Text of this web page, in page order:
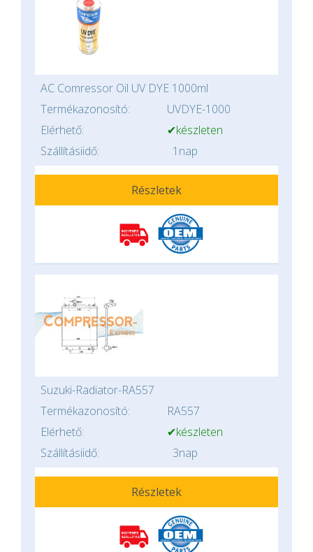
AC Comressor Oil UV DYE 1000ml
Termékazonosító:
UVDYE-1000
Elérhető:
✔készleten
Szállításiidő:
1nap
Részletek
Suzuki-Radiator-RA557
Termékazonosító:
RA557
Elérhető:
✔készleten
Szállításiidő:
3nap
Részletek